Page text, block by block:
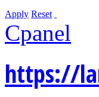
Apply Reset
Cpanel
https://